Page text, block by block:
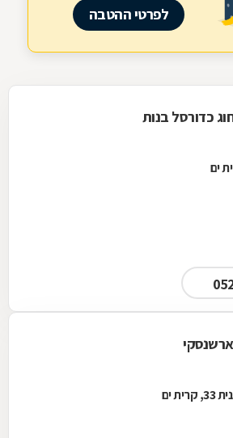
לפרטי ההטבה
כדורסל בנות
ים
קרית ים